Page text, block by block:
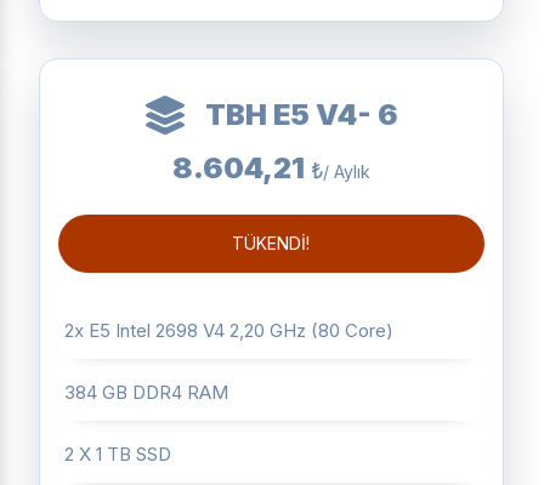
TBH E5 V4- 6
8.604,21 ₺/ Aylık
TÜKENDİ!
2x E5 Intel 2698 V4 2,20 GHz (80 Core)
384 GB DDR4 RAM
2 X 1 TB SSD